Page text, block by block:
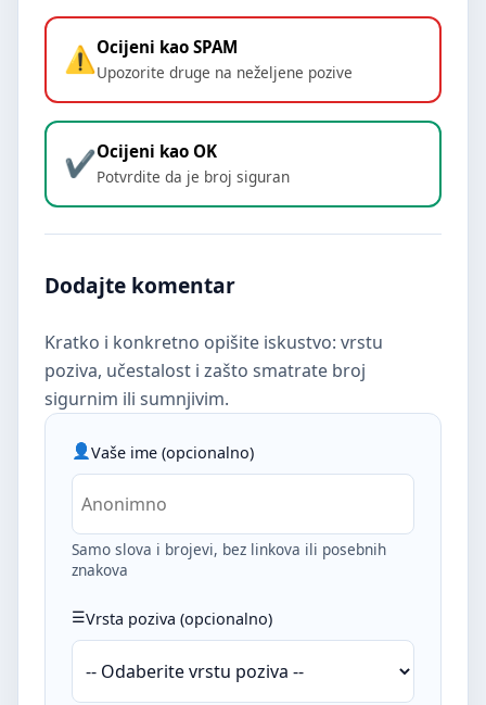
Ocijeni kao SPAM
Upozorite druge na neželjene pozive
Ocijeni kao OK
Potvrdite da je broj siguran
Dodajte komentar
Kratko i konkretno opišite iskustvo: vrstu
poziva, učestalost i zašto smatrate broj
sigurnim ili sumnjivim.
Vaše ime (opcionalno)
Samo slova i brojevi, bez linkova ili posebnih
znakova
Vrsta poziva (opcionalno)